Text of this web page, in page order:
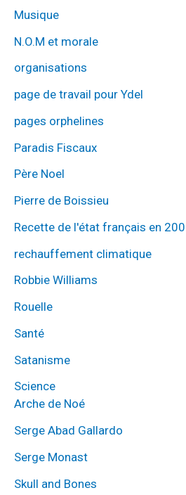
Musique
N.O.M et morale
organisations
page de travail pour Ydel
pages orphelines
Paradis Fiscaux
Père Noel
Pierre de Boissieu
Recette de l'état français en
rechauffement climatique
Robbie Williams
Rouelle
Santé
Satanisme
Science
Arche de Noé
Serge Abad Gallardo
Serge Monast
Skull and Bones